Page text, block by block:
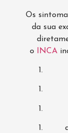
Os
da sua
o
INCA